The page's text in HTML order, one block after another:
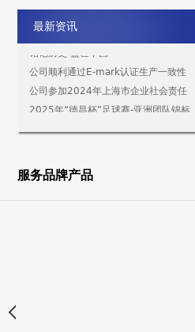
最新资讯
嘉定区常务副区长陆祖芳莅临我司调研
指导
日用友捷荣获金源奖“TOP 50供应链强
公司顺利通过E-mark认证生产一致性
监督检查
公司参加2024年上海市企业社会责任
报告发布会
2025年“德昌杯”足球赛-亚洲团队锦标
业单项冠军”
公司参加企业社会责任推进交流活动
嘉定区常务副区长陆祖芳莅临我司调研
服务品牌产品